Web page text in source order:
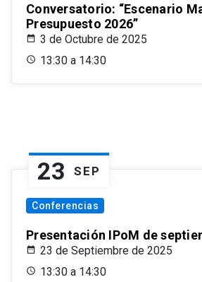
Conversatorio: “Escenario
Presupuesto 2026”
3 de Octubre de 2025
13:30 a 14:30
23 SEP
Conferencias
Presentación IPoM de
23 de Septiembre de 2025
13:30 a 14:30